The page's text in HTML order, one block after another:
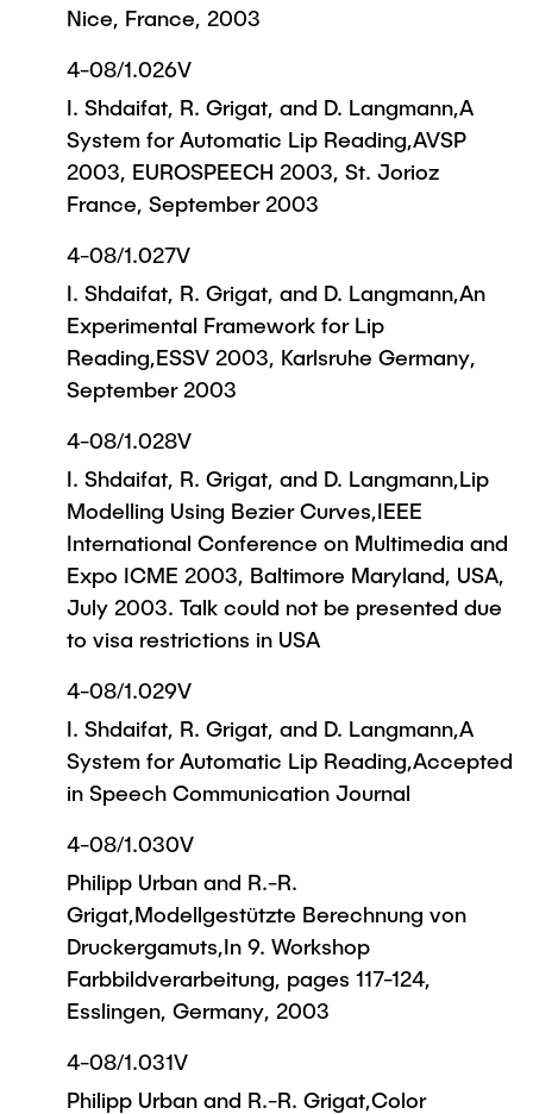
Nice, France, 2003
4-08/1.026V
I. Shdaifat, R. Grigat, and D. Langmann,A
System for Automatic Lip Reading,AVSP
2003, EUROSPEECH 2003, St. Jorioz
France, September 2003
4-08/1.027V
I. Shdaifat, R. Grigat, and D. Langmann,An
Experimental Framework for Lip
Reading,ESSV 2003, Karlsruhe Germany,
September 2003
4-08/1.028V
I. Shdaifat, R. Grigat, and D. Langmann,Lip
Modelling Using Bezier Curves,IEEE
International Conference on Multimedia and
Expo ICME 2003, Baltimore Maryland, USA,
July 2003. Talk could not be presented due
to visa restrictions in USA
4-08/1.029V
I. Shdaifat, R. Grigat, and D. Langmann,A
System for Automatic Lip Reading,Accepted
in Speech Communication Journal
4-08/1.030V
Philipp Urban and R.-R.
Grigat,Modellgestützte Berechnung von
Druckergamuts,In 9. Workshop
Farbbildverarbeitung, pages 117-124,
Esslingen, Germany, 2003
4-08/1.031V
Philipp Urban and R.-R. Grigat,Color